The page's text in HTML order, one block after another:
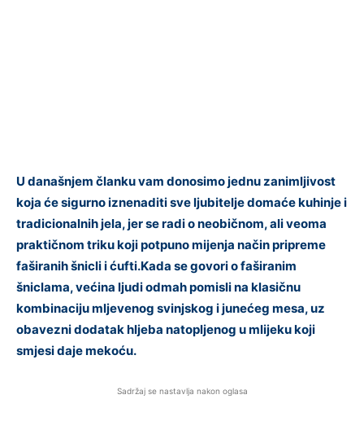
U današnjem članku vam donosimo jednu zanimljivost
koja će sigurno iznenaditi sve ljubitelje domaće kuhinje i
tradicionalnih jela, jer se radi o neobičnom, ali veoma
praktičnom triku koji potpuno mijenja način pripreme
faširanih šnicli i ćufti.Kada se govori o faširanim
šniclama, većina ljudi odmah pomisli na klasičnu
kombinaciju mljevenog svinjskog i junećeg mesa, uz
obavezni dodatak hljeba natopljenog u mlijeku koji
smjesi daje mekoću.
Sadržaj se nastavlja nakon oglasa